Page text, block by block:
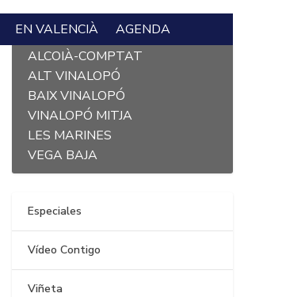
EN VALENCIÀ AGENDA
L´ALACANTÍ
ALCOIÀ-COMPTAT
ALT VINALOPÓ
BAIX VINALOPÓ
VINALOPÓ MITJA
LES MARINES
VEGA BAJA
Especiales
Vídeo Contigo
Viñeta